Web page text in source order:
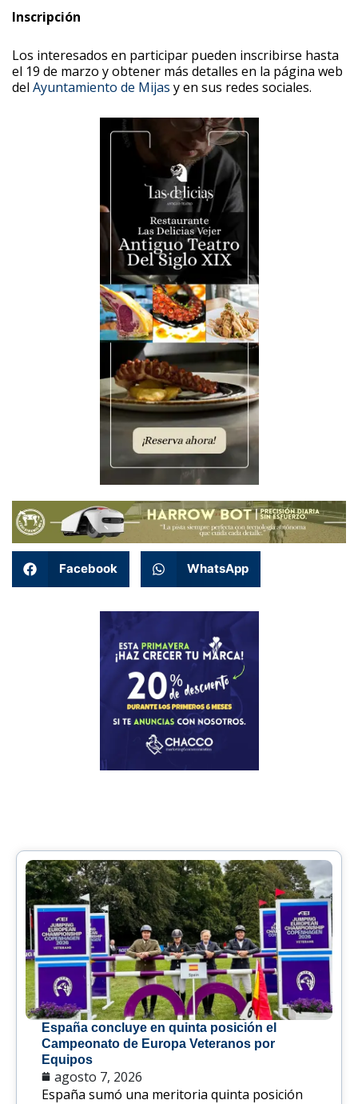
Inscripción
Los interesados en participar pueden inscribirse hasta
el 19 de marzo y obtener más detalles en la página web
del Ayuntamiento de Mijas y en sus redes sociales.
Facebook WhatsApp
España concluye en quinta posición el
Campeonato de Europa Veteranos por
Equipos
agosto 7, 2026
España sumó una meritoria quinta posición